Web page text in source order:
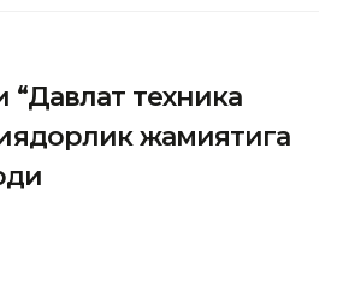
“Давлат техника
жамиятига